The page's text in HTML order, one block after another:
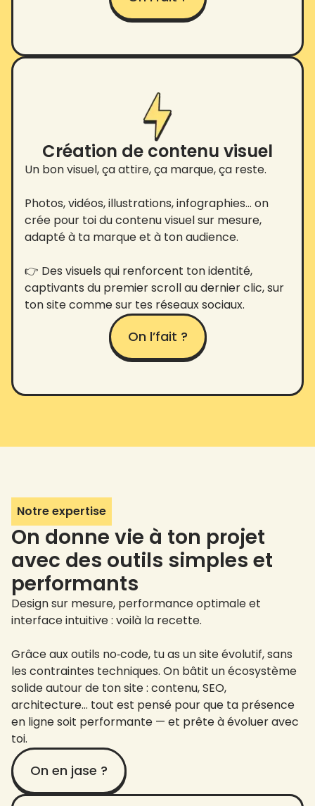
Création de contenu visuel
Un bon visuel, ça attire, ça marque, ça reste.
Photos, vidéos, illustrations, infographies… on
crée pour toi du contenu visuel sur mesure,
adapté à ta marque et à ton audience.
👉 Des visuels qui renforcent ton identité,
captivants du premier scroll au dernier clic, sur
ton site comme sur tes réseaux sociaux.
On l’fait ?
Notre expertise
On donne vie à ton projet
avec des outils simples et
performants
Design sur mesure, performance optimale et
interface intuitive : voilà la recette.
Grâce aux outils no‑code, tu as un site évolutif, sans
les contraintes techniques. On bâtit un écosystème
solide autour de ton site : contenu, SEO,
architecture… tout est pensé pour que ta présence
en ligne soit performante — et prête à évoluer avec
toi.
On en jase ?